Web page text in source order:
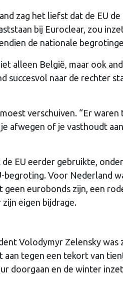
zag het liefst dat de EU
bij Euroclear, zou
de nationale
alleen België, maar ook
succesvol naar de rechter
verschuiven. “Er waren
afwegen of je vasthoudt
EU eerder gebruikte,
begroting. Voor Nederland
eurobonds zijn, een
eigen bijdrage.
Volodymyr Zelensky was
aan tegen een tekort van
doorgaan en de winter